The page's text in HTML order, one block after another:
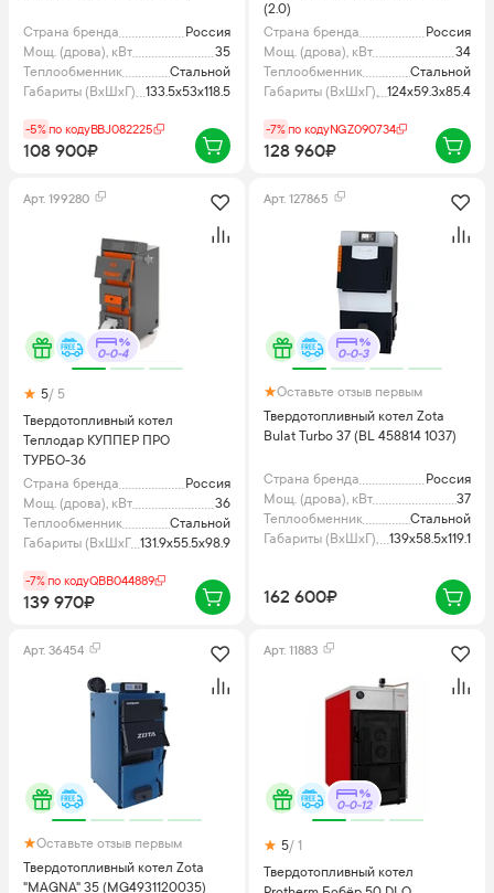
Страна бренда
Россия
Мощ. (дрова), кВт
35
Теплообменник
Стальной
Габариты (ВхШхГ), см133.5x53x118.5
-5%по кодуBBJ082225
108 900₽
(2.0)
Страна бренда
Россия
Мощ. (дрова), кВт
34
Теплообменник
Стальной
Габариты (ВхШхГ), см124x59.3x85.4
-7%по кодуNGZ090734
128 960₽
Арт. 199280
0-0-4
5/ 5
Твердотопливный котел
Теплодар КУППЕР ПРО
ТУРБО-36
Страна бренда
Россия
Мощ. (дрова), кВт
36
Теплообменник
Стальной
Габариты (ВхШхГ), см131.9x55.5x98.9
-7%по кодуQBB044889
139 970₽
Арт. 127865
0-0-3
Оставьте отзыв первым
Твердотопливный котел Zota
Bulat Turbo 37 (BL 458814 1037)
Страна бренда
Россия
Мощ. (дрова), кВт
37
Теплообменник
Стальной
Габариты (ВхШхГ), см139x58.5x119.1
162 600₽
Арт. 36454
Оставьте отзыв первым
Твердотопливный котел Zota
"MAGNA" 35 (MG4931120035)
Арт. 11883
0-0-12
5/ 1
Твердотопливный котел